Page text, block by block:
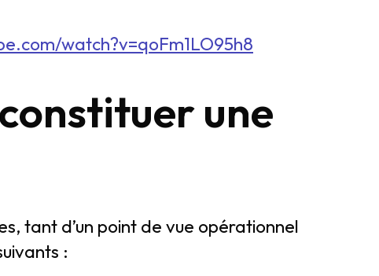
watch?v=qoFm1LO95h8
une
tant d’un point de vue opérationnel
: